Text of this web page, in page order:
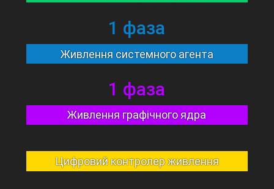
1 фаза
Живлення системного агента
1 фаза
Живлення графічного ядра
Цифровий контролер живлення